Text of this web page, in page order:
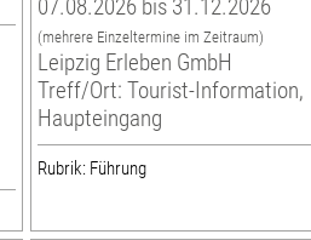
07.08.2026 bis 31.12.2026
(mehrere Einzeltermine im Zeitraum)
Leipzig Erleben GmbH
Treff/Ort: Tourist-Information,
Haupteingang
Rubrik: Führung